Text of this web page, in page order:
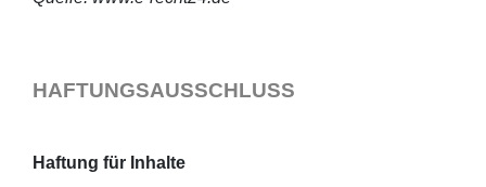
HAFTUNGSAUSSCHLUSS
Haftung für Inhalte